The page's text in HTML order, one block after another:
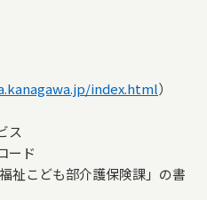
index.html）
ド
も部介護保険課」の書